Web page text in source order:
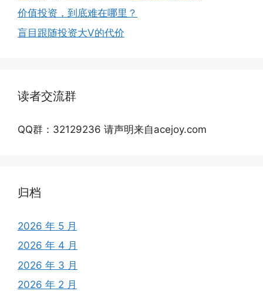
价值投资，到底难在哪里？
盲目跟随投资大V的代价
读者交流群
QQ群：32129236 请声明来自acejoy.com
归档
2026 年 5 月
2026 年 4 月
2026 年 3 月
2026 年 2 月